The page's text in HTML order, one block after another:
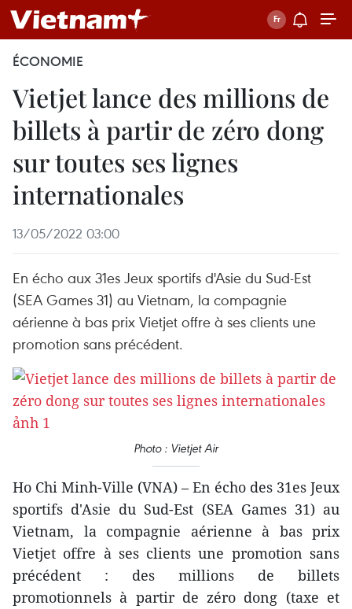
ÉCONOMIE
Vietjet lance des millions de
billets à partir de zéro dong
sur toutes ses lignes
internationales
13/05/2022 03:00
En écho aux 31es Jeux sportifs d'Asie du Sud-Est
(SEA Games 31) au Vietnam, la compagnie
aérienne à bas prix Vietjet offre à ses clients une
promotion sans précédent.
Photo : Vietjet Air
Ho Chi Minh-Ville (VNA) – En écho des 31es Jeux
sportifs d'Asie du Sud-Est (SEA Games 31) au
Vietnam, la compagnie aérienne à bas prix
Vietjet offre à ses clients une promotion sans
précédent : des millions de billets
promotionnels à partir de zéro dong (taxe et